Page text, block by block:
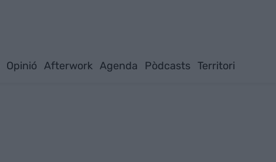
Opinió Afterwork Agenda Pòdcasts Territori